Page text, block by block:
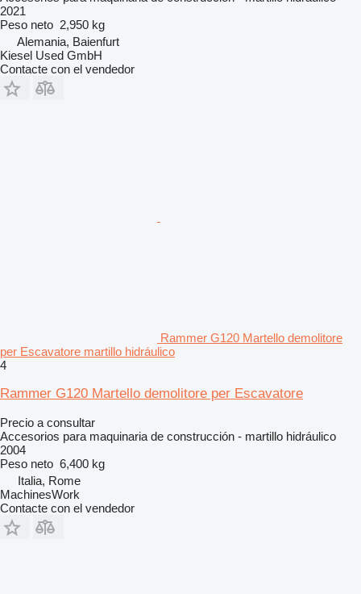
2021
Peso neto 2,950 kg
Alemania, Baienfurt
Kiesel Used GmbH
Contacte con el vendedor
Rammer G120 Martello demolitore
per Escavatore martillo hidráulico
4
Rammer G120 Martello demolitore per Escavatore
Precio a consultar
Accesorios para maquinaria de construcción - martillo hidráulico
2004
Peso neto 6,400 kg
Italia, Rome
MachinesWork
Contacte con el vendedor